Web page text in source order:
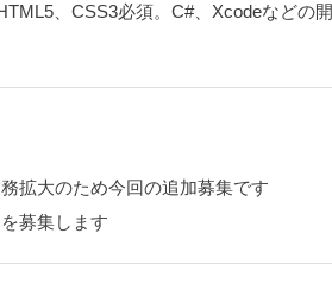
、CSS3必須。C#、Xcodeなどの開
拡大のため今回の追加募集です
募集します